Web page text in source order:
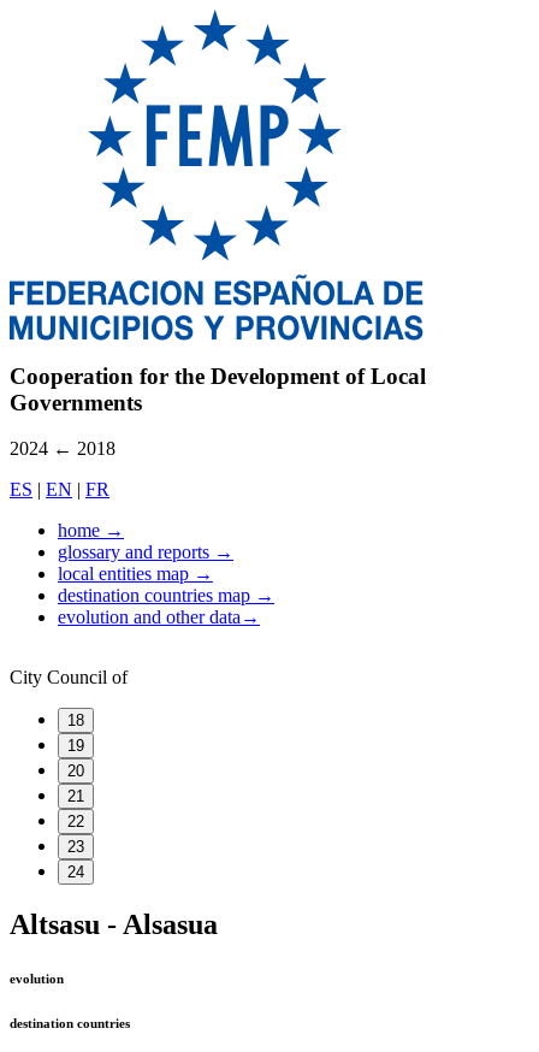
Cooperation for the Development of Local
Governments
2024 ← 2018
ES | EN | FR
home →
glossary and reports →
local entities map →
destination countries map →
evolution and other data→
City Council of
18
19
20
21
22
23
24
Altsasu - Alsasua
evolution
destination countries